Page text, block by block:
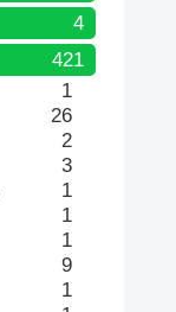
4
421
1
26
2
3
1
1
1
9
1